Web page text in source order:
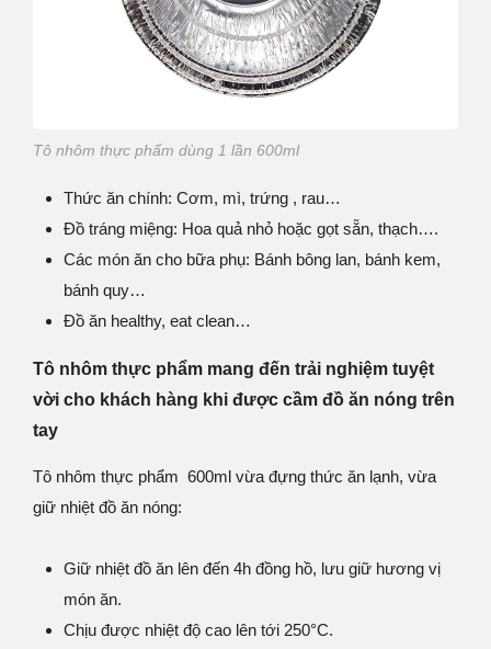
Tô nhôm thực phẩm dùng 1 lần 600ml
Thức ăn chính: Cơm, mì, trứng , rau…
Đồ tráng miệng: Hoa quả nhỏ hoặc gọt sẵn, thạch….
Các món ăn cho bữa phụ: Bánh bông lan, bánh kem,
bánh quy…
Đồ ăn healthy, eat clean…
Tô nhôm thực phẩm mang đến trải nghiệm tuyệt
vời cho khách hàng khi được cầm đồ ăn nóng trên
tay
Tô nhôm thực phẩm 600ml vừa đựng thức ăn lạnh, vừa
giữ nhiệt đồ ăn nóng:
Giữ nhiệt đồ ăn lên đến 4h đồng hồ, lưu giữ hương vị
món ăn.
Chịu được nhiệt độ cao lên tới 250°C.